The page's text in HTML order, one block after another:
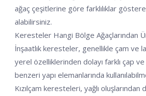
ağaç çeşitlerine göre farklılıklar
alabilirsiniz.
Keresteler Hangi Bölge Ağaçlarından
İnşaatlık keresteler, genellikle çam ve
yerel özelliklerinden dolayı farklı çap
benzeri yapı elemanlarında
Kızılçam keresteleri, yağlı